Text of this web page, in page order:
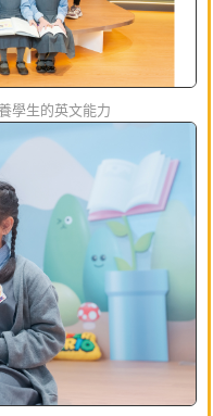
學生的英文能力